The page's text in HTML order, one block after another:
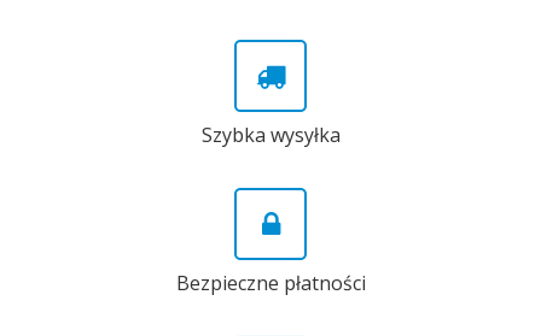
Szybka wysyłka
Bezpieczne płatności